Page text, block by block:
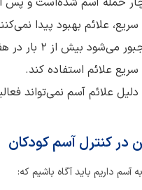
علائم بهبود پیدا
کودک ما مجبور
علائم استفاده کند.
علائم آسم نمی‌تواند
در کنترل آسم کودکان
آسم داریم باید آگاه باشیم که: